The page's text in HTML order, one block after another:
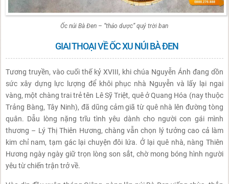
Ốc núi Bà Đen – “thảo dược” quý trời ban
GIAI THOẠI VỀ ỐC XU NÚI BÀ ĐEN
Tương truyền, vào cuối thế kỷ XVIII, khi chúa Nguyễn Ánh đang dồn
sức xây dựng lực lượng để khôi phục nhà Nguyễn và lấy lại ngai
vàng, một chàng trai trẻ tên Lê Sỹ Triệt, quê ở Quang Hóa (nay thuộc
Trảng Bàng, Tây Ninh), đã dũng cảm giã từ quê nhà lên đường tòng
quân. Dẫu lòng nặng trĩu tình yêu dành cho người con gái mình
thương – Lý Thị Thiên Hương, chàng vẫn chọn lý tưởng cao cả làm
kim chỉ nam, tạm gác lại chuyện đôi lứa. Ở lại quê nhà, nàng Thiên
Hương ngày ngày giữ trọn lòng son sắt, chờ mong bóng hình người
yêu từ chiến trận trở về.